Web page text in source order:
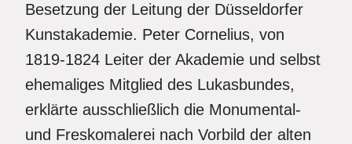
Besetzung der Leitung der Düsseldorfer
Kunstakademie. Peter Cornelius, von
1819-1824 Leiter der Akademie und selbst
ehemaliges Mitglied des Lukasbundes,
erklärte ausschließlich die Monumental-
und Freskomalerei nach Vorbild der alten